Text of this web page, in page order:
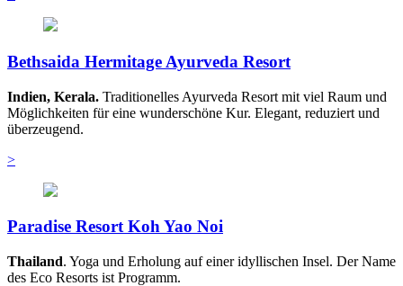
Bethsaida Hermitage Ayurveda Resort
Indien, Kerala. Traditionelles Ayurveda Resort mit viel Raum und
Möglichkeiten für eine wunderschöne Kur. Elegant, reduziert und
überzeugend.
>
Paradise Resort Koh Yao Noi
Thailand. Yoga und Erholung auf einer idyllischen Insel. Der Name
des Eco Resorts ist Programm.